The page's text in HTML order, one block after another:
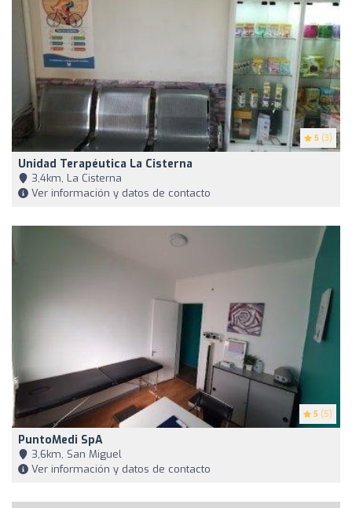
5 (3)
Unidad Terapéutica La Cisterna
3,4km, La Cisterna
Ver información y datos de contacto
5 (5)
PuntoMedi SpA
3,6km, San Miguel
Ver información y datos de contacto